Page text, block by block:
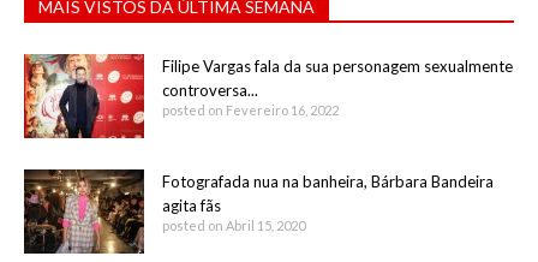
MAIS VISTOS DA ÚLTIMA SEMANA
Filipe Vargas fala da sua personagem sexualmente
controversa...
posted on Fevereiro 16, 2022
Fotografada nua na banheira, Bárbara Bandeira
agita fãs
posted on Abril 15, 2020